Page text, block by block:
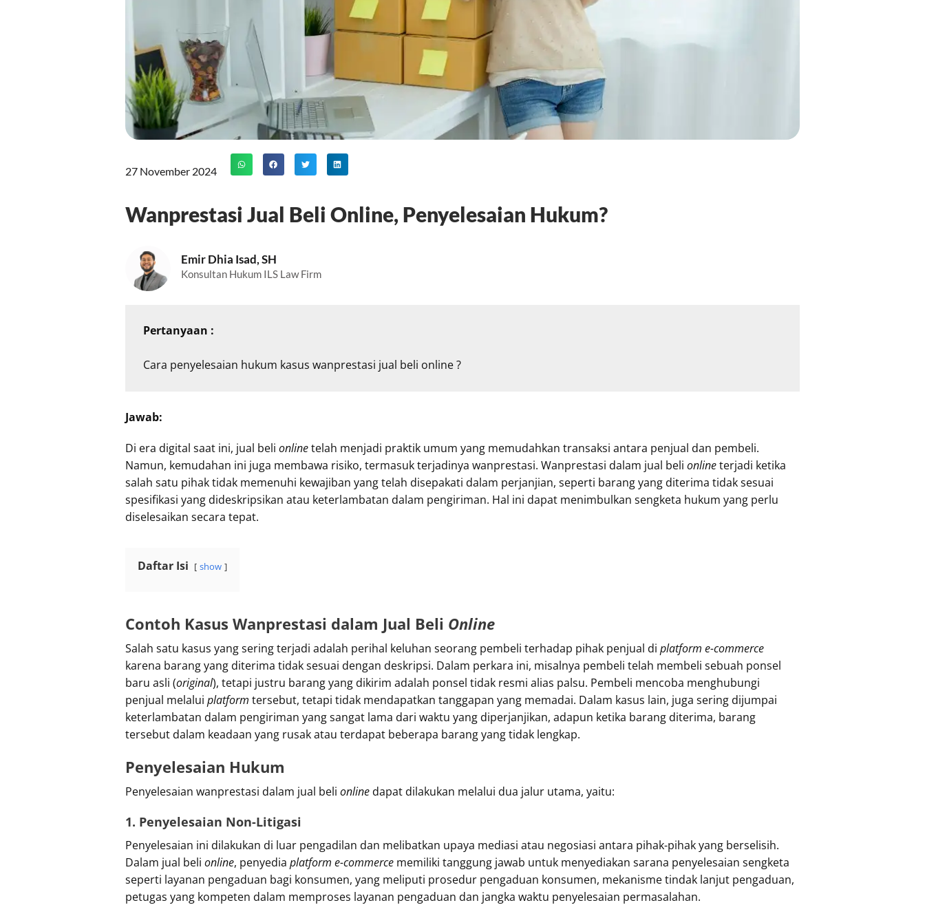
27 November 2024
Wanprestasi Jual Beli Online, Penyelesaian Hukum?
Emir Dhia Isad, SH
Konsultan Hukum ILS Law Firm
Pertanyaan :
Cara penyelesaian hukum kasus wanprestasi jual beli online ?
Jawab:
Di era digital saat ini, jual beli onlinetelah menjadi praktik umum yang memudahkan transaksi antara penjual dan pembeli.
Namun, kemudahan ini juga membawa risiko, termasuk terjadinya wanprestasi. Wanprestasi dalam jual beli onlineterjadi ketika
salah satu pihak tidak memenuhi kewajiban yang telah disepakati dalam perjanjian, seperti barang yang diterima tidak sesuai
spesifikasi yang dideskripsikan atau keterlambatan dalam pengiriman. Hal ini dapat menimbulkan sengketa hukum yang perlu
diselesaikan secara tepat.
Daftar Isi show
Contoh Kasus Wanprestasi dalam Jual Beli Online
Salah satu kasus yang sering terjadi adalah perihal keluhan seorang pembeli terhadap pihak penjual di platform e-commerce
karena barang yang diterima tidak sesuai dengan deskripsi. Dalam perkara ini, misalnya pembeli telah membeli sebuah ponsel
baru asli (original), tetapi justru barang yang dikirim adalah ponsel tidak resmi alias palsu. Pembeli mencoba menghubungi
penjual melalui platform tersebut, tetapi tidak mendapatkan tanggapan yang memadai. Dalam kasus lain, juga sering dijumpai
keterlambatan dalam pengiriman yang sangat lama dari waktu yang diperjanjikan, adapun ketika barang diterima, barang
tersebut dalam keadaan yang rusak atau terdapat beberapa barang yang tidak lengkap.
Penyelesaian Hukum
Penyelesaian wanprestasi dalam jual beli online dapat dilakukan melalui dua jalur utama, yaitu:
1. Penyelesaian Non-Litigasi
Penyelesaian ini dilakukan di luar pengadilan dan melibatkan upaya mediasi atau negosiasi antara pihak-pihak yang berselisih.
Dalam jual beli online, penyedia platform e-commerce memiliki tanggung jawab untuk menyediakan sarana penyelesaian sengketa
seperti layanan pengaduan bagi konsumen, yang meliputi prosedur pengaduan konsumen, mekanisme tindak lanjut pengaduan,
petugas yang kompeten dalam memproses layanan pengaduan dan jangka waktu penyelesaian permasalahan.